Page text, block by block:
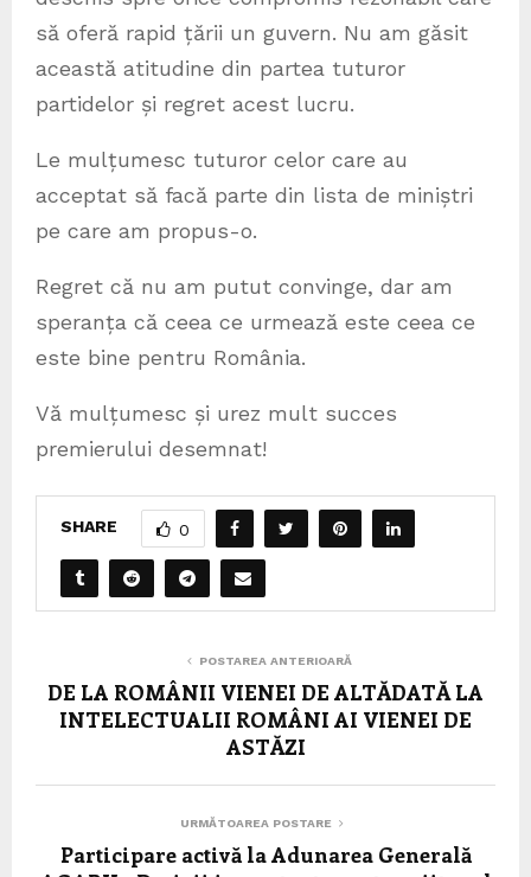
să oferă rapid țării un guvern. Nu am găsit
această atitudine din partea tuturor
partidelor și regret acest lucru.
Le mulțumesc tuturor celor care au
acceptat să facă parte din lista de miniștri
pe care am propus-o.
Regret că nu am putut convinge, dar am
speranța că ceea ce urmează este ceea ce
este bine pentru România.
Vă mulțumesc și urez mult succes
premierului desemnat!
SHARE 0
POSTAREA ANTERIOARĂ
DE LA ROMÂNII VIENEI DE ALTĂDATĂ LA
INTELECTUALII ROMÂNI AI VIENEI DE
ASTĂZI
URMĂTOAREA POSTARE
Participare activă la Adunarea Generală